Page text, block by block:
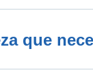
que